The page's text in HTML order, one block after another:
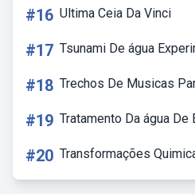
#16 Ultima Ceia Da Vinci
#17 Tsunami De água
#18 Trechos De Musicas
#19 Tratamento Da água De
#20 Transformações